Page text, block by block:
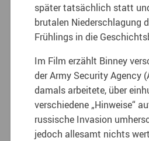
später tatsächlich statt
brutalen Niederschlagung
Frühlings in die
Im Film erzählt Binney
der Army Security Agency
damals arbeitete, über
verschiedene „Hinweise“
russische Invasion
jedoch allesamt nichts